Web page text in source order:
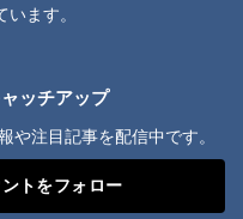
ます。
ッチアップ
注目記事を配信中です。
トをフォロー